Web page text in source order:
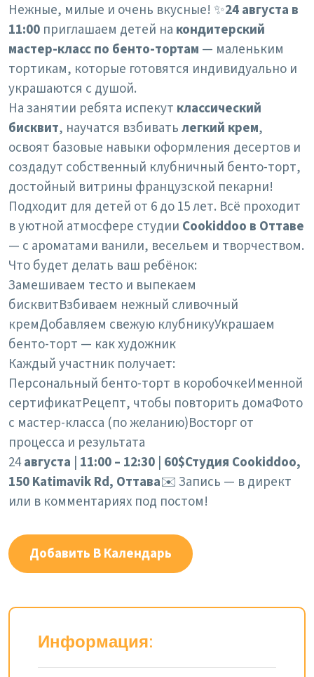
Нежные, милые и очень вкусные! ✨24 августа в
11:00 приглашаем детей на кондитерский
мастер-класс по бенто-тортам — маленьким
тортикам, которые готовятся индивидуально и
украшаются с душой.
На занятии ребята испекут классический
бисквит, научатся взбиватьлегкий крем,
освоят базовые навыки оформления десертов и
создадут собственный клубничный бенто-торт,
достойный витрины французской пекарни!
Подходит для детей от 6 до 15 лет. Всё проходит
в уютной атмосфере студии Cookiddoo в Оттаве
— с ароматами ванили, весельем и творчеством.
Что будет делать ваш ребёнок:
Замешиваем тесто и выпекаем
бисквитВзбиваем нежный сливочный
кремДобавляем свежую клубникуУкрашаем
бенто-торт — как художник
Каждый участник получает:
Персональный бенто-торт в коробочкеИменной
сертификатРецепт, чтобы повторить домаФото
с мастер-класса (по желанию)Восторг от
процесса и результата
24августа 11:00 – 12:30 60$Студия Cookiddoo,
150 Katimavik Rd, Оттава✉️ Запись — в директ
или в комментариях под постом!
Добавить В Календарь
Информация: